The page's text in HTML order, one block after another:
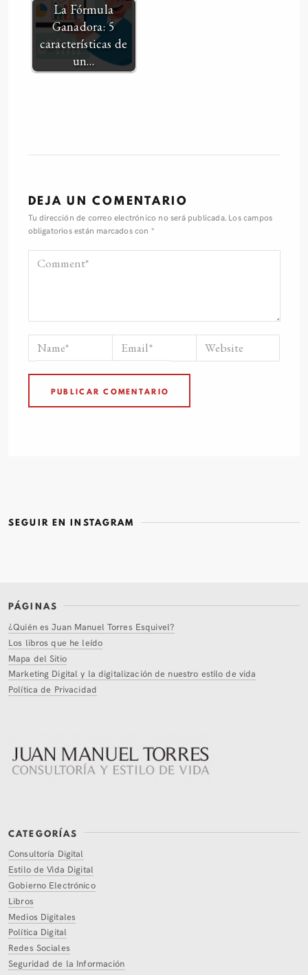
La Fórmula
Ganadora: 5
características de
un…
DEJA UN COMENTARIO
Tu dirección de correo electrónico no será publicada. Los campos
obligatorios están marcados con *
SEGUIR EN INSTAGRAM
PÁGINAS
¿Quién es Juan Manuel Torres Esquivel?
Los libros que he leído
Mapa del Sitio
Marketing Digital y la digitalización de nuestro estilo de vida
Política de Privacidad
CATEGORÍAS
Consultoría Digital
Estilo de Vida Digital
Gobierno Electrónico
Libros
Medios Digitales
Política Digital
Redes Sociales
Seguridad de la Información